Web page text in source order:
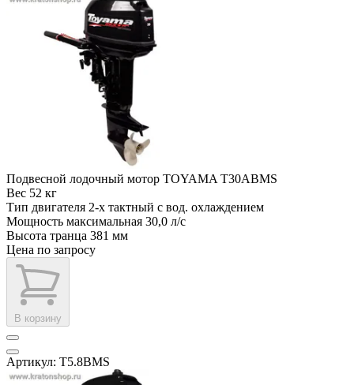
Подвесной лодочный мотор TOYAMA T30ABMS
Вес 52 кг
Тип двигателя 2-х тактный с вод. охлаждением
Мощность максимальная 30,0 л/с
Высота транца 381 мм
Цена по запросу
В корзину
Артикул: T5.8BMS